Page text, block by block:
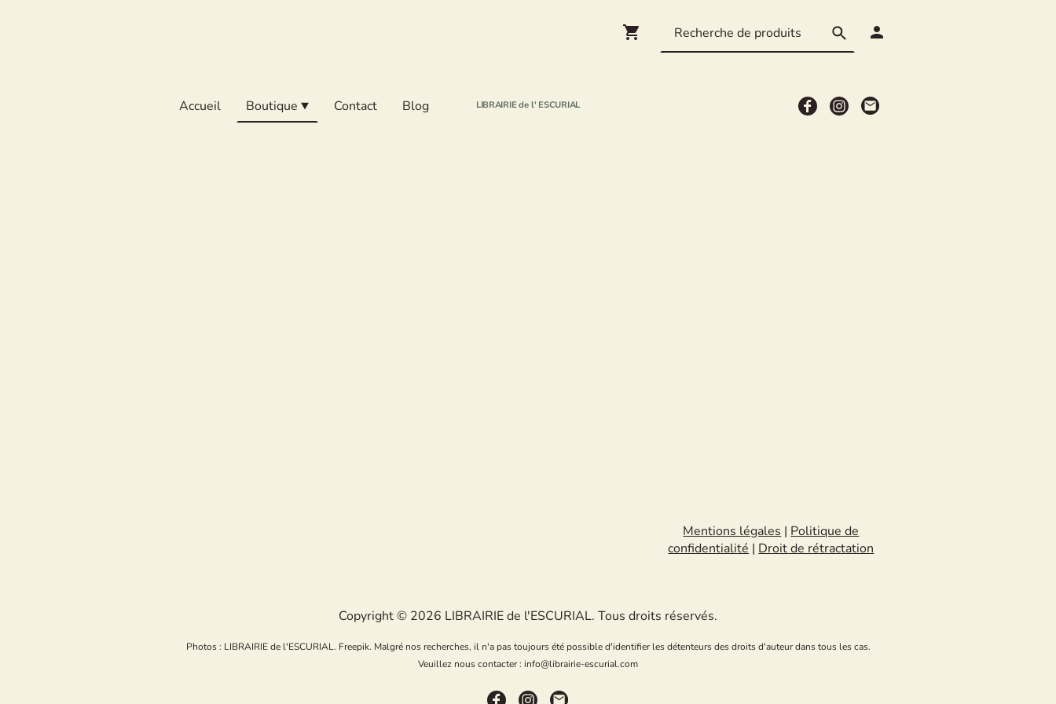
Accueil Boutique Contact Blog LIBRAIRIE de l' ESCURIAL
Mentions légales|Politique de
confidentialité|Droit de rétractation
Copyright © 2026 LIBRAIRIE de l'ESCURIAL. Tous droits réservés.
Photos : LIBRAIRIE de l'ESCURIAL. Freepik. Malgré nos recherches, il n'a pas toujours été possible d'identifier les détenteurs des droits d'auteur dans tous les cas.
Veuillez nous contacter : info@librairie-escurial.com